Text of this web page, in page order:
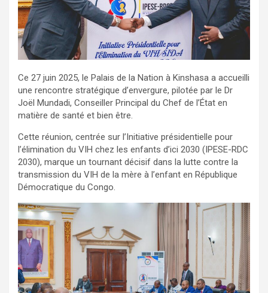
Ce 27 juin 2025, le Palais de la Nation à Kinshasa a accueilli
une rencontre stratégique d’envergure, pilotée par le Dr
Joël Mundadi, Conseiller Principal du Chef de l’État en
matière de santé et bien être.
Cette réunion, centrée sur l’Initiative présidentielle pour
l’élimination du VIH chez les enfants d’ici 2030 (IPESE-RDC
2030), marque un tournant décisif dans la lutte contre la
transmission du VIH de la mère à l’enfant en République
Démocratique du Congo.